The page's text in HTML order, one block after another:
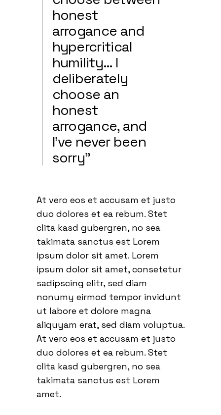
honest
arrogance and
hypercritical
humility… I
deliberately
choose an
honest
arrogance, and
I’ve never been
sorry”
At vero eos et accusam et justo
duo dolores et ea rebum. Stet
clita kasd gubergren, no sea
takimata sanctus est Lorem
ipsum dolor sit amet. Lorem
ipsum dolor sit amet, consetetur
sadipscing elitr, sed diam
nonumy eirmod tempor invidunt
ut labore et dolore magna
aliquyam erat, sed diam voluptua.
At vero eos et accusam et justo
duo dolores et ea rebum. Stet
clita kasd gubergren, no sea
takimata sanctus est Lorem
amet.